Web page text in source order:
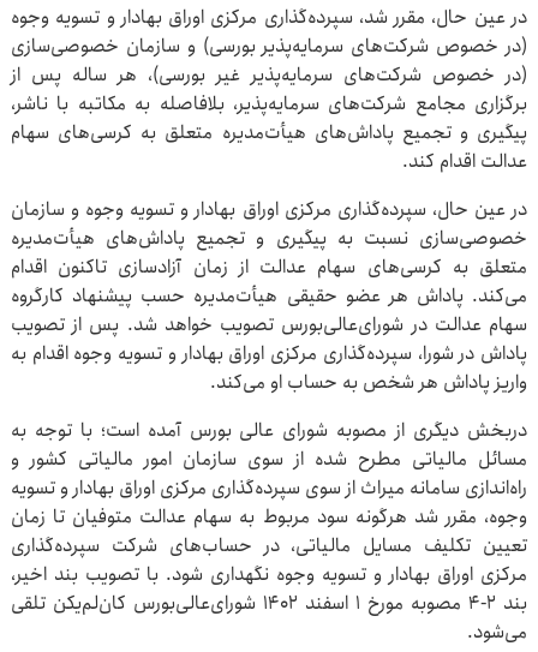
در عین حال، مقرر شد، سپرده‌گذاری مرکزی اوراق بهادار و تسویه وجوه
(در خصوص شرکت‌های سرمایه‌پذیر بورسی) و سازمان خصوصی‌سازی
(در خصوص شرکت‌های سرمایه‌پذیر غیر بورسی)، هر ساله پس از
برگزاری مجامع شرکت‌های سرمایه‌پذیر، بلافاصله به مکاتبه با ناشر،
پیگیری و تجمیع پاداش‌های هیأت‌مدیره متعلق به کرسی‌های سهام
عدالت اقدام کند.
در عین حال، سپرده‌گذاری مرکزی اوراق بهادار و تسویه وجوه و سازمان
خصوصی‌سازی نسبت به پیگیری و تجمیع پاداش‌های هیأت‌مدیره
متعلق به کرسی‌های سهام عدالت از زمان آزادسازی تاکنون اقدام
می‌کند. پاداش هر عضو حقیقی هیأت‌مدیره حسب پیشنهاد کارگروه
سهام عدالت در شورای‌عالی‌بورس تصویب خواهد شد. پس از تصویب
پاداش در شورا، سپرده‌گذاری مرکزی اوراق بهادار و تسویه وجوه اقدام به
واریز پاداش هر شخص به حساب او می‌کند.
دربخش دیگری از مصوبه شورای عالی بورس آمده است؛ با توجه به
مسائل مالیاتی مطرح شده از سوی سازمان امور مالیاتی کشور و
راه‌اندازی سامانه میراث از سوی سپرده‌گذاری مرکزی اوراق بهادار و تسویه
وجوه، مقرر شد هرگونه سود مربوط به سهام عدالت متوفیان تا زمان
تعیین تکلیف مسایل مالیاتی، در حساب‌های شرکت سپرده‌گذاری
مرکزی اوراق بهادار و تسویه وجوه نگهداری شود. با تصویب بند اخیر،
بند ۲-۴ مصوبه مورخ ۱ اسفند ۱۴۰۲ شورای‌عالی‌بورس کان‌لم‌یکن تلقی
می‌شود.